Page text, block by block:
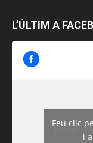
L’ÚLTIM A
https://
Feu clic
i